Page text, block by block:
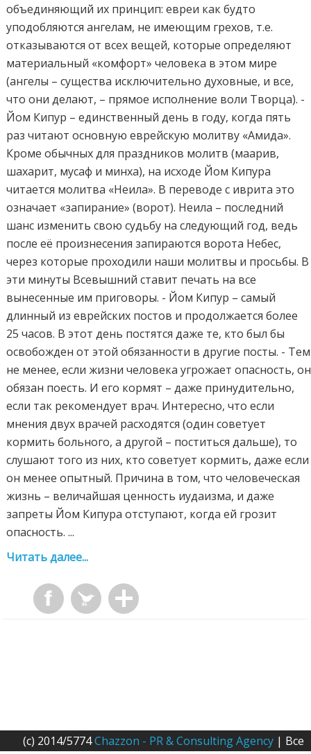
объединяющий их принцип: евреи как будто
уподобляются ангелам, не имеющим грехов, т.е.
отказываются от всех вещей, которые определяют
материальный «комфорт» человека в этом мире
(ангелы – существа исключительно духовные, и все,
что они делают, – прямое исполнение воли Творца). -
Йом Кипур – единственный день в году, когда пять
раз читают основную еврейскую молитву «Амида».
Кроме обычных для праздников молитв (маарив,
шахарит, мусаф и минха), на исходе Йом Кипура
читается молитва «Неила». В переводе с иврита это
означает «запирание» (ворот). Неила – последний
шанс изменить свою судьбу на следующий год, ведь
после её произнесения запираются ворота Небес,
через которые проходили наши молитвы и просьбы. В
эти минуты Всевышний ставит печать на все
вынесенные им приговоры. - Йом Кипур – самый
длинный из еврейских постов и продолжается более
25 часов. В этот день постятся даже те, кто был бы
освобожден от этой обязанности в другие посты. - Тем
не менее, если жизни человека угрожает опасность, он
обязан поесть. И его кормят – даже принудительно,
если так рекомендует врач. Интересно, что если
мнения двух врачей расходятся (один советует
кормить больного, а другой – поститься дальше), то
слушают того из них, кто советует кормить, даже если
он менее опытный. Причина в том, что человеческая
жизнь – величайшая ценность иудаизма, и даже
запреты Йом Кипура отступают, когда ей грозит
опасность. ...
Читать далее...
(c) 2014/5774Chazzon - PR & Consulting Agency| Все